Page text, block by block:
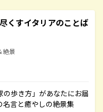
くすイタリアのことば
絶景
歩き方」があなたにお届
名言と癒やしの絶景集